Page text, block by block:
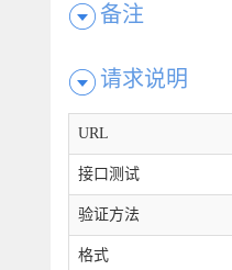
备注
请求说明
URL
接口测试
验证方法
格式